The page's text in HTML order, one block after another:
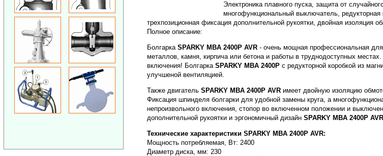
Электроника плавного пуска, защита от
многофункциональный выключатель, редукторная
трехпозиционная фиксация дополнительной рукоятки, двойная изоляция
Полное описание:
БолгаркаSPARKY MBA 2400P AVR- очень мощная профессиональная
металлов, камня, кирпича или бетона и работы в труднодоступных
включения! БолгаркаSPARKY MBA 2400P с редукторной коробкой из
улучшеной вентиляцией.
Также двигательSPARKY MBA 2400P AVR имеет двойную изоляцию
Фиксация шпинделя болгарки для удобной замены круга, а
непроизвольного включения, стопор во включенном положении и
дополнительной рукоятки и эргономичный дизайнSPARKY MBA 2400P AVR
Технические характеристики SPARKY MBA 2400P AVR:
Мощность потребляемая, Вт: 2400
Диаметр диска, мм: 230